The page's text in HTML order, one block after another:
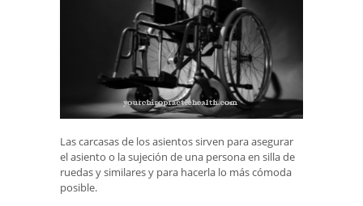
Las carcasas de los asientos sirven para asegurar
el asiento o la sujeción de una persona en silla de
ruedas y similares y para hacerla lo más cómoda
posible.